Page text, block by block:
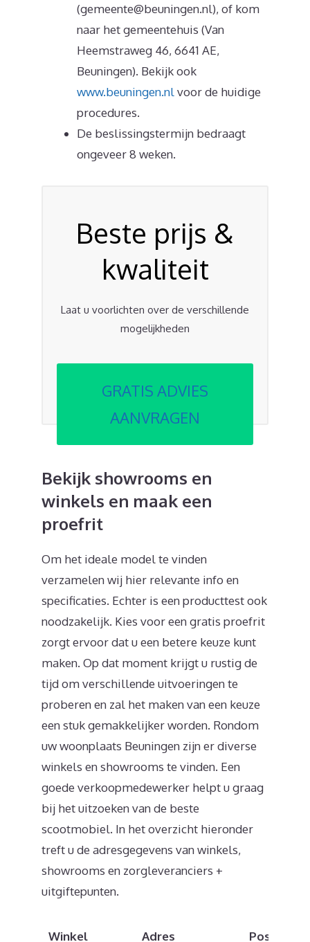
(gemeente@beuningen.nl), of kom
naar het gemeentehuis (Van
Heemstraweg 46, 6641 AE,
Beuningen). Bekijk ook
www.beuningen.nlvoor de huidige
procedures.
De beslissingstermijn bedraagt
ongeveer 8 weken.
Beste prijs &
kwaliteit
Laat u voorlichten over de verschillende
mogelijkheden
GRATIS ADVIES
AANVRAGEN
Bekijk showrooms en
winkels en maak een
proefrit
Om het ideale model te vinden
verzamelen wij hier relevante info en
specificaties. Echter is een producttest ook
noodzakelijk. Kies voor een gratis proefrit
zorgt ervoor dat u een betere keuze kunt
maken. Op dat moment krijgt u rustig de
tijd om verschillende uitvoeringen te
proberen en zal het maken van een keuze
een stuk gemakkelijker worden. Rondom
uw woonplaats Beuningen zijn er diverse
winkels en showrooms te vinden. Een
goede verkoopmedewerker helpt u graag
bij het uitzoeken van de beste
scootmobiel. In het overzicht hieronder
treft u de adresgegevens van winkels,
showrooms en zorgleveranciers +
uitgiftepunten.
Winkel Adres Postcode